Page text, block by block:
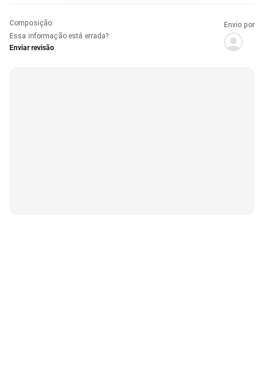
Composição:
Essa informação está errada?
Enviar revisão
Envio por